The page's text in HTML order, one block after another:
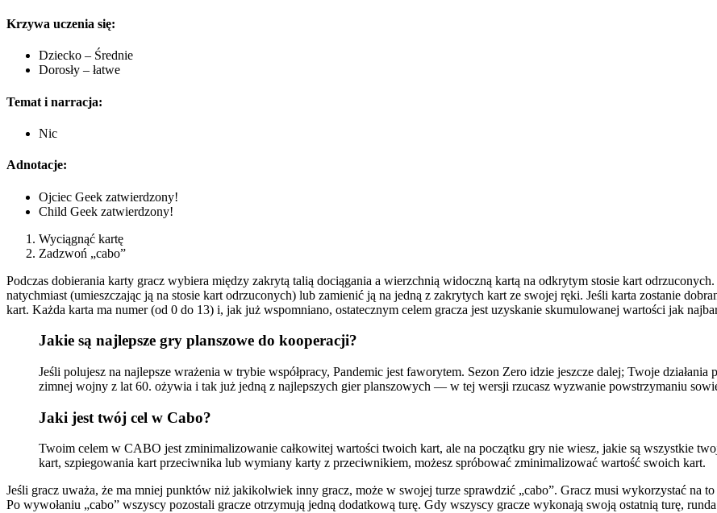
Krzywa uczenia się:
Dziecko – Średnie
Dorosły – łatwe
Temat i narracja:
Nic
Adnotacje:
Ojciec Geek zatwierdzony!
Child Geek zatwierdzony!
Wyciągnąć kartę
Zadzwoń „cabo”
Podczas dobierania karty gracz wybiera między zakrytą talią dociągania a wierzchnią widoczną kartą na odkrytym stosie kart
natychmiast (umieszczając ją na stosie kart odrzuconych) lub zamienić ją na jedną z zakrytych kart ze swojej ręki. Jeśli karta zostanie
kart. Każda karta ma numer (od 0 do 13) i, jak już wspomniano, ostatecznym celem gracza jest uzyskanie skumulowanej wartości jak
Jakie są najlepsze gry planszowe do kooperacji?
Jeśli polujesz na najlepsze wrażenia w trybie współpracy, Pandemic jest faworytem. Sezon Zero idzie jeszcze dalej; Twoje
zimnej wojny z lat 60. ożywia i tak już jedną z najlepszych gier planszowych — w tej wersji rzucasz wyzwanie powstrzymaniu
Jaki jest twój cel w Cabo?
Twoim celem w CABO jest zminimalizowanie całkowitej wartości twoich kart, ale na początku gry nie wiesz, jakie są wszystkie
kart, szpiegowania kart przeciwnika lub wymiany karty z przeciwnikiem, możesz spróbować zminimalizować wartość swoich kart.
Jeśli gracz uważa, że ​​ma mniej punktów niż jakikolwiek inny gracz, może w swojej turze sprawdzić „cabo”. Gracz musi wykorzystać na to
Po wywołaniu „cabo” wszyscy pozostali gracze otrzymują jedną dodatkową turę. Gdy wszyscy gracze wykonają swoją ostatnią turę,